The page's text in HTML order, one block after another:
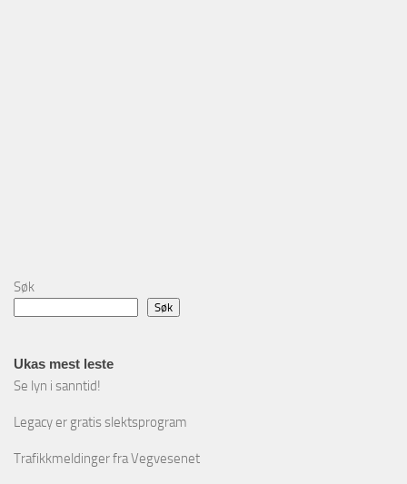
Søk
Søk
Ukas mest leste
Se lyn i sanntid!
Legacy er gratis slektsprogram
Trafikkmeldinger fra Vegvesenet